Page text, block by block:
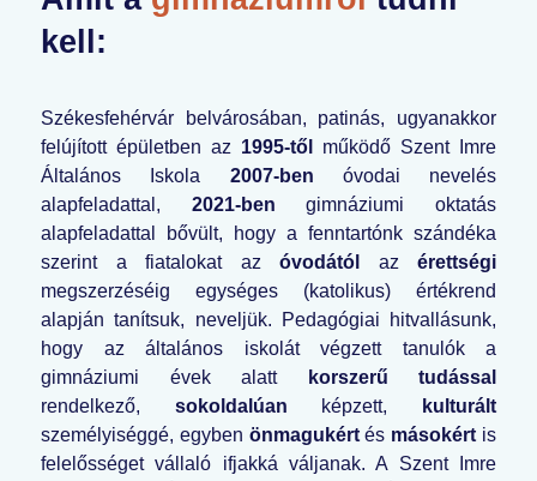
kell:
Székesfehérvár belvárosában, patinás, ugyanakkor
felújított épületben az 1995-től
működő Szent Imre
Általános Iskola 2007-ben óvodai nevelés
alapfeladattal, 2021-ben gimnáziumi oktatás
alapfeladattal bővült, hogy a fenntartónk szándéka
szerint a fiatalokat az óvodától az érettségi
megszerzéséig egységes (katolikus) értékrend
alapján tanítsuk, neveljük. Pedagógiai hitvallásunk,
hogy az általános iskolát végzett tanulók a
gimnáziumi évek alatt
korszerű tudással
rendelkező, sokoldalúan képzett,
kulturált
személyiséggé, egyben önmagukértés másokért is
felelősséget vállaló ifjakká váljanak. A Szent Imre